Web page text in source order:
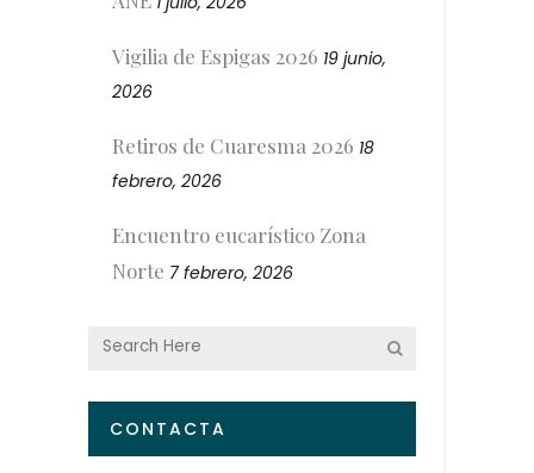
Vigilia de Espigas 2026 19 junio,
2026
Retiros de Cuaresma 2026 18
febrero, 2026
Encuentro eucarístico Zona
Norte 7 febrero, 2026
CONTACTA